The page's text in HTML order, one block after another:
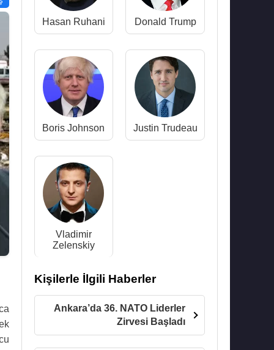
Hasan Ruhani Donald Trump
Boris Johnson Justin Trudeau
Vladimir
Zelenskiy
Kişilerle İlgili Haberler
Ankara’da 36. NATO Liderler
Zirvesi Başladı